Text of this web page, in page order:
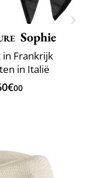
Sophie
in Frankrijk
in Italië
00